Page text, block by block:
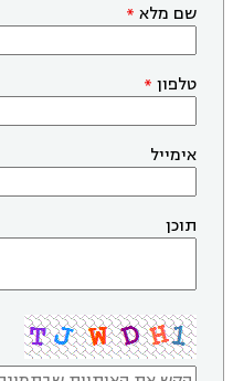
שם מלא
טלפון
אימייל
תוכן